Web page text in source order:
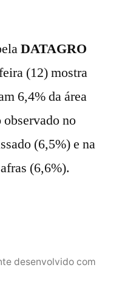
DATAGRO
(12) mostra
6,4% da área
no
(6,5%) e na
(6,6%).
desenvolvido com